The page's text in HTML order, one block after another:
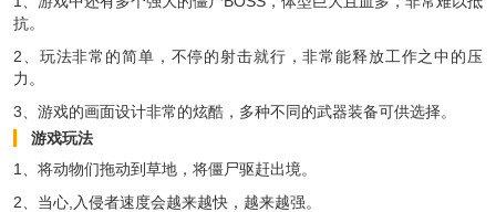
抗。
2、玩法非常的简单，不停的射击就行，非常能释放工作之中的压
力。
3、游戏的画面设计非常的炫酷，多种不同的武器装备可供选择。
游戏玩法
1、将动物们拖动到草地，将僵尸驱赶出境。
2、当心,入侵者速度会越来越快，越来越强。